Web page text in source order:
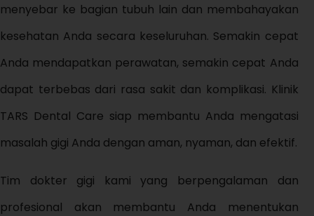
menyebar ke bagian tubuh lain dan membahayakan
kesehatan Anda secara keseluruhan. Semakin cepat
Anda mendapatkan perawatan, semakin cepat Anda
dapat terbebas dari rasa sakit dan komplikasi. Klinik
TARS Dental Care siap membantu Anda mengatasi
masalah gigi Anda dengan aman, nyaman, dan efektif.
Tim dokter gigi kami yang berpengalaman dan
profesional akan membantu Anda menentukan